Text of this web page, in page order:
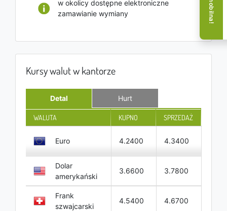
w okolicy dostępne elektroniczne
zamawianie wymiany
Kursy walut w kantorze
Detal Hurt
WALUTA KUPNO SPRZEDAŻ
Euro 4.2400 4.3400
Dolar
amerykański
3.6600 3.7800
Frank
szwajcarski
4.5400 4.6700